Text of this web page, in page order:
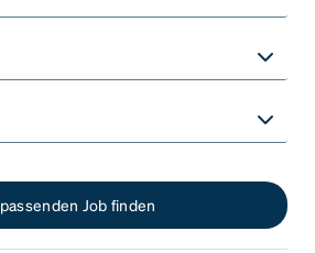
passenden Job finden